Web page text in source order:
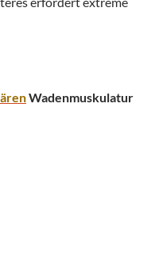
Wadenmuskulatur